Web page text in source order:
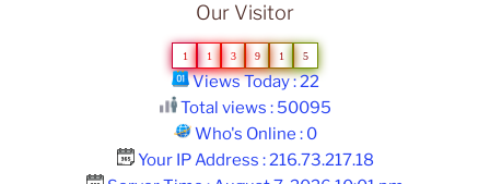
Our Visitor
1 1 3 9 1 5
Views Today : 22
Total views : 50095
Who's Online : 0
Your IP Address : 216.73.217.18